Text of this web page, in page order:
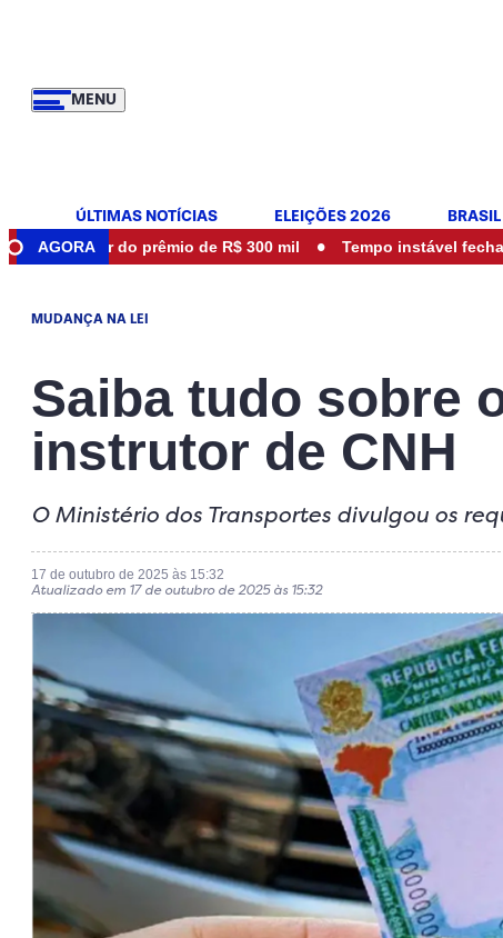
MENU
ÚLTIMAS NOTÍCIAS ELEIÇÕES 2026 BRASIL
AGORA
do prêmio de R$ 300 mil • Tempo instável fecha parques
MUDANÇA NA LEI
Saiba tudo sobre
instrutor de CNH
O Ministério dos Transportes divulgou os
17 de outubro de 2025 às 15:32
Atualizado em 17 de outubro de 2025 às 15:32